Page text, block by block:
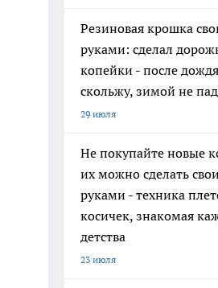
Резиновая крошка
руками: сделал
копейки - после
скольжу, зимой не
29 июля
Не покупайте новые
их можно сделать
руками - техника
косичек, знакомая
детства
23 июля